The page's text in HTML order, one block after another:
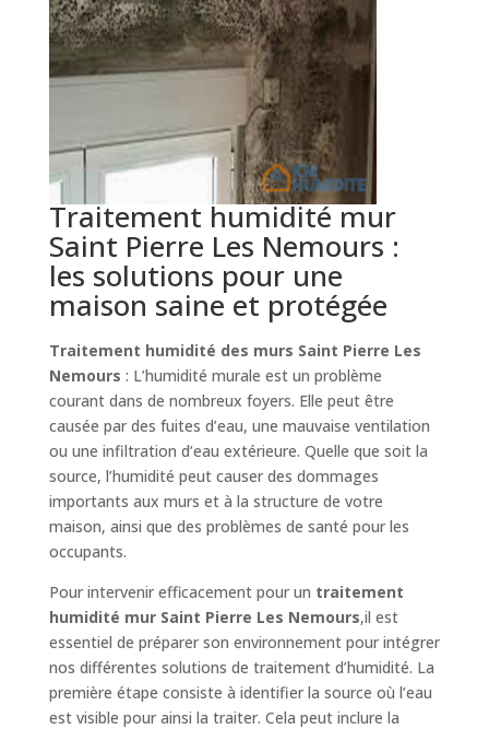
Traitement humidité mur
Saint Pierre Les Nemours :
les solutions pour une
maison saine et protégée
Traitement humidité des murs Saint Pierre Les
Nemours : L’humidité murale est un problème
courant dans de nombreux foyers. Elle peut être
causée par des fuites d’eau, une mauvaise ventilation
ou une infiltration d’eau extérieure. Quelle que soit la
source, l’humidité peut causer des dommages
importants aux murs et à la structure de votre
maison, ainsi que des problèmes de santé pour les
occupants.
Pour intervenir efficacement pour un traitement
humidité mur Saint Pierre Les Nemours,il est
essentiel de préparer son environnement pour intégrer
nos différentes solutions de traitement d’humidité. La
première étape consiste à identifier la source où l’eau
est visible pour ainsi la traiter. Cela peut inclure la